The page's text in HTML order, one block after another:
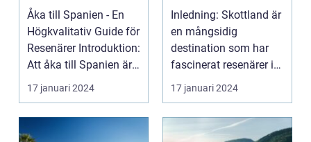
Resenärer
Åka till Spanien - En
Högkvalitativ Guide för
Resenärer Introduktion:
Att åka till Spanien är
en dr...
17 januari 2024
Fascinerande
Landet
Inledning: Skottland är
en mångsidig
destination som har
fascinerat resenärer i
århundraden. Med
sin...
17 januari 2024